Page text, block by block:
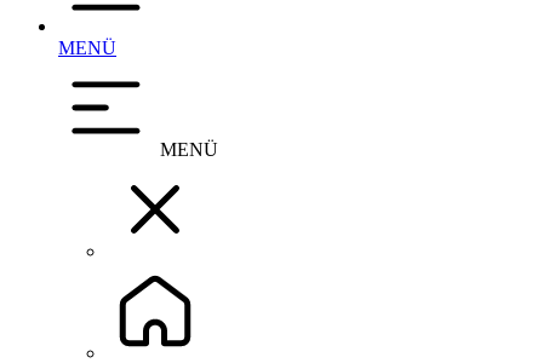
MENÜ
MENÜ